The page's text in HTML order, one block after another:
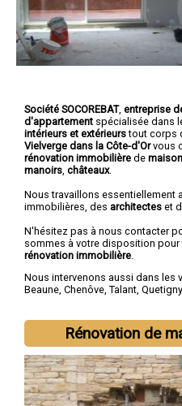
Société SOCOREBAT, entreprise
d'appartement spécialisée dans
intérieurs et extérieurstout corps
Vielverge dans la Côte-d'Orvous
rénovation immobilière de
manoirs châteaux.
Nous travaillons essentiellement
immobilières, des architectes et
N'hésitez pas à nous contacter
sommes à votre disposition pour
rénovation immobilière
Nous intervenons aussi dans les
Beaune, Chenôve, Talant, Quetigny
Rénovation de